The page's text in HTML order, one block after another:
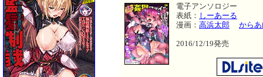
電子アンソロジー
表紙： しーあーる
漫画： 高浜太郎 から
2016/12/19発売